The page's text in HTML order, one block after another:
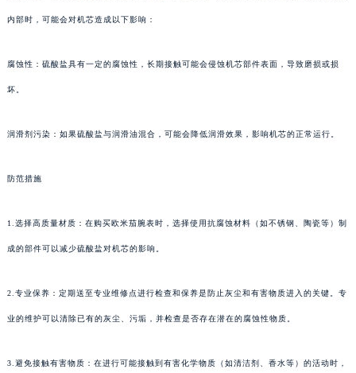
内部时，可能会对机芯造成以下影响：
腐蚀性：硫酸盐具有一定的腐蚀性，长期接触可能会侵蚀机芯部件表面，导致磨损或损
坏。
润滑剂污染：如果硫酸盐与润滑油混合，可能会降低润滑效果，影响机芯的正常运行。
防范措施
1.选择高质量材质：在购买欧米茄腕表时，选择使用抗腐蚀材料（如不锈钢、陶瓷等）制
成的部件可以减少硫酸盐对机芯的影响。
2.专业保养：定期送至专业维修点进行检查和保养是防止灰尘和有害物质进入的关键。专
业的维护可以清除已有的灰尘、污垢，并检查是否存在潜在的腐蚀性物质。
3.避免接触有害物质：在进行可能接触到有害化学物质（如清洁剂、香水等）的活动时，